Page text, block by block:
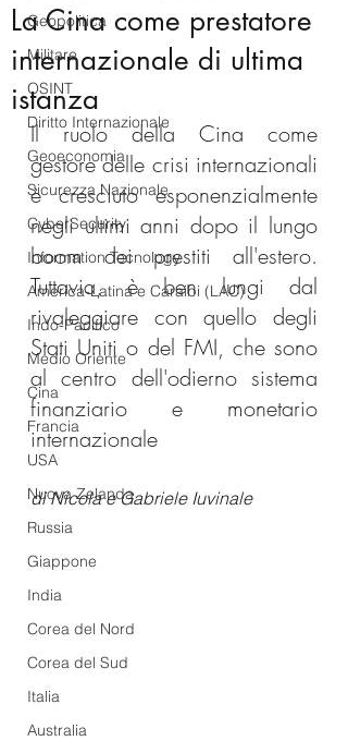
Geopolitica
Militare
OSINT
Diritto Internazionale
Geoeconomia
Sicurezza Nazionale
CyberSecurity
Information Tecnology
America-Latina e Caraibi (LAC)
Indo-Pacifico
Medio Oriente
Cina
Francia
USA
Nuova Zelanda
Russia
Giappone
India
Corea del Nord
Corea del Sud
Italia
Australia
La Cina come prestatore
internazionale di ultima
istanza
Il ruolo della Cina come
gestore delle crisi internazionali
è cresciuto esponenzialmente
negli ultimi anni dopo il lungo
boom dei prestiti all'estero.
Tuttavia, è ben lungi dal
rivaleggiare con quello degli
Stati Uniti o del FMI, che sono
al centro dell'odierno sistema
finanziario e monetario
internazionale
di Nicola e Gabriele Iuvinale